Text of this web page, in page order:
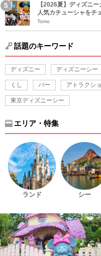
【2026夏】ディズニ
人気カチューシャをチ
Tomo
話題のキーワード
ディズニー ディズニーシー
くし バー アトラクシ
東京ディズニーシー
エリア・特集
ランド シー